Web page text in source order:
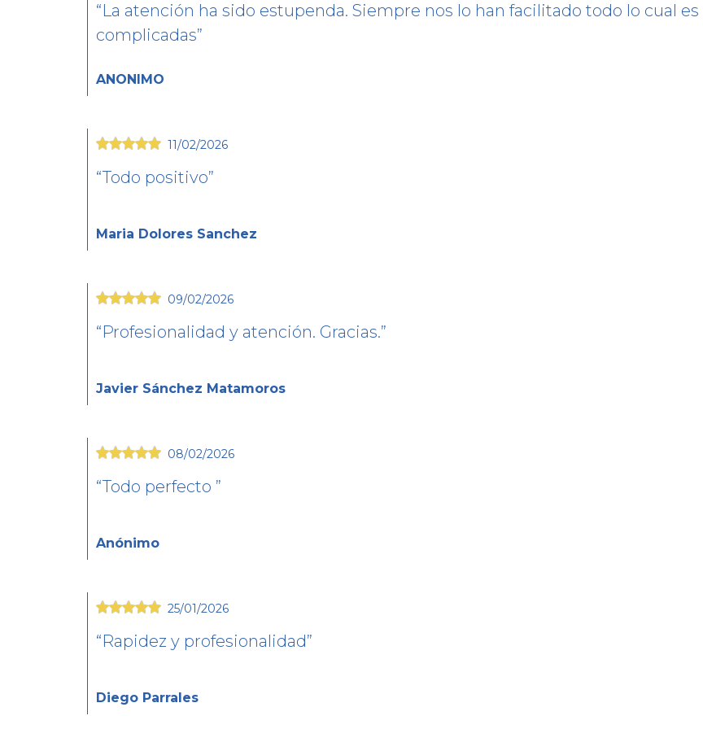
La atención ha sido estupenda. Siempre nos lo han facilitado todo lo cual
complicadas
ANONIMO
11/02/2026
Todo positivo
Maria Dolores Sanchez
09/02/2026
Profesionalidad y atención. Gracias.
Javier Sánchez Matamoros
08/02/2026
Todo perfecto
Anónimo
25/01/2026
Rapidez y profesionalidad
Diego Parrales